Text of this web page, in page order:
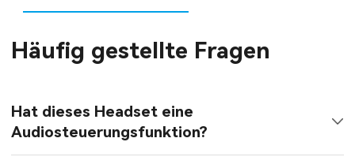
Häufig gestellte Fragen
Hat dieses Headset eine
Audiosteuerungsfunktion?